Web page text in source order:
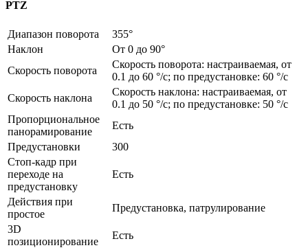
PTZ
Диапазон поворота
355°
Наклон
От 0 до 90°
Скорость поворота
Скорость поворота: настраиваемая, от
0.1 до 60 °/с; по предустановке: 60 °/с
Скорость наклона
Скорость наклона: настраиваемая, от
0.1 до 50 °/с; по предустановке: 50 °/с
Пропорциональное
панорамирование
Есть
Предустановки
300
Стоп-кадр при
переходе на
предустановку
Есть
Действия при
простое
Предустановка, патрулирование
3D
позиционирование
Есть